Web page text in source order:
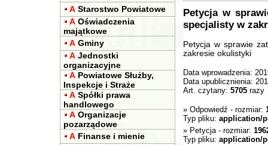
A Starostwo Powiatowe
A Oświadczenia
majątkowe
A Gminy
A Jednostki
organizacyjne
A Powiatowe Służby,
Inspekcje i Straże
A Spółki prawa
handlowego
A Organizacje
pozarządowe
A Finanse i mienie
Petycja w
specjalisty w
Petycja w sprawie
zakresie okulistyki
Data wprowadzenia:
Data upublicznienia:
Art. czytany: 5705razy
» Odpowiedź - rozmiar:
Typ pliku: application/
» Petycja- rozmiar:
Typ pliku: application/